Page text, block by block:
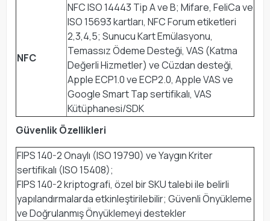
NFC
NFC ISO 14443 Tip A ve B; Mifare, FeliCa ve
ISO 15693 kartları, NFC Forum etiketleri
2,3,4,5; Sunucu Kart Emülasyonu,
Temassız Ödeme Desteği, VAS (Katma
Değerli Hizmetler) ve Cüzdan desteği,
Apple ECP1.0 ve ECP2.0, Apple VAS ve
Google Smart Tap sertifikalı, VAS
Kütüphanesi/SDK
Güvenlik Özellikleri
FIPS 140-2 Onaylı (ISO 19790) ve Yaygın Kriter
sertifikalı (ISO 15408);
FIPS 140-2 kriptografi, özel bir SKU talebi ile belirli
yapılandırmalarda etkinleştirilebilir; Güvenli Önyükleme
ve Doğrulanmış Önyüklemeyi destekler